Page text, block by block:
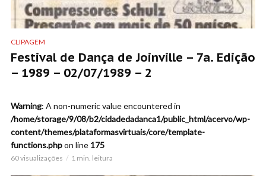
CLIPAGEM
Festival de Dança de Joinville – 7a. Edição
– 1989 – 02/07/1989 – 2
Warning: A non-numeric value encountered in
/home/storage/9/08/b2/cidadedadanca1/public_html/acervo/wp-
content/themes/plataformasvirtuais/core/template-
functions.phpon line 175
60 visualizações 1 min. leitura